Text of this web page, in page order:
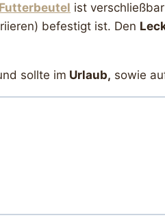
Futterbeutel ist
befestigt ist. Den
sollte im Urlaub, sowie